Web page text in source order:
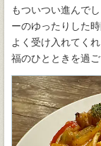
もついつい進んで
ーのゆったりした
よく受け入れてく
福のひとときを過